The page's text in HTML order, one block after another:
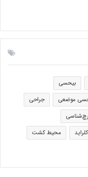
بیحسی
موضعی
جراحی
محیط کشت